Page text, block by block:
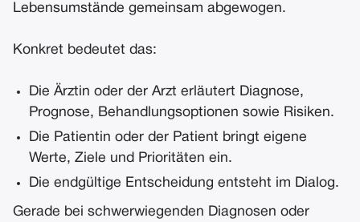
Lebensumstände gemeinsam abgewogen.
Konkret bedeutet das:
Die Ärztin oder der Arzt erläutert Diagnose,
Prognose, Behandlungsoptionen sowie Risiken.
Die Patientin oder der Patient bringt eigene
Werte, Ziele und Prioritäten ein.
Die endgültige Entscheidung entsteht im Dialog.
Gerade bei schwerwiegenden Diagnosen oder